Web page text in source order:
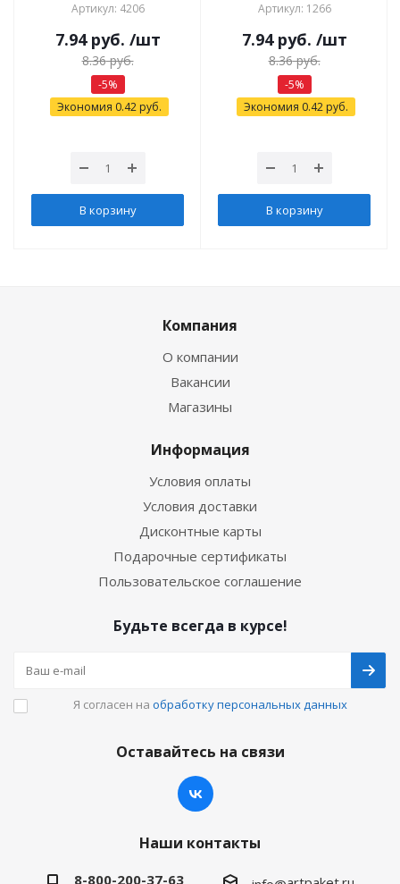
Артикул: 4206
7.94руб. /шт
8.36руб.
-5%
Экономия 0.42руб.
В корзину
Артикул: 1266
7.94руб. /шт
8.36руб.
-5%
Экономия 0.42руб.
В корзину
Компания
О компании
Вакансии
Магазины
Информация
Условия оплаты
Условия доставки
Дисконтные карты
Подарочные сертификаты
Пользовательское соглашение
Будьте всегда в курсе!
Я согласен на обработку персональных данных
Оставайтесь на связи
Наши контакты
8-800-200-37-63